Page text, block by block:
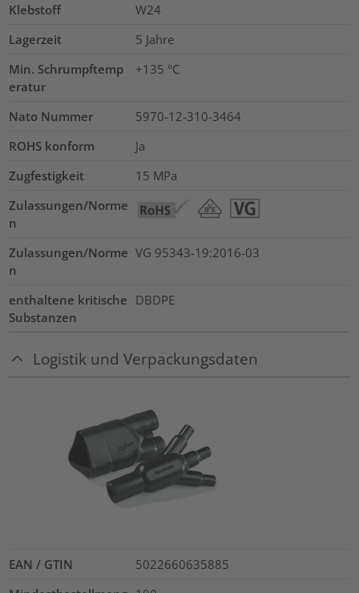
Klebstoff
W24
Lagerzeit
5 Jahre
Min. Schrumpftemp
eratur
+135 °C
Nato Nummer
5970-12-310-3464
ROHS konform
Ja
Zugfestigkeit
15 MPa
Zulassungen/Norme
n
Zulassungen/Norme
n
VG 95343-19:2016-03
enthaltene kritische
Substanzen
DBDPE
Logistik und Verpackungsdaten
EAN / GTIN
5022660635885